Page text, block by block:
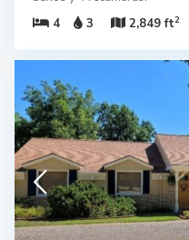
4
3 2,849 ft2